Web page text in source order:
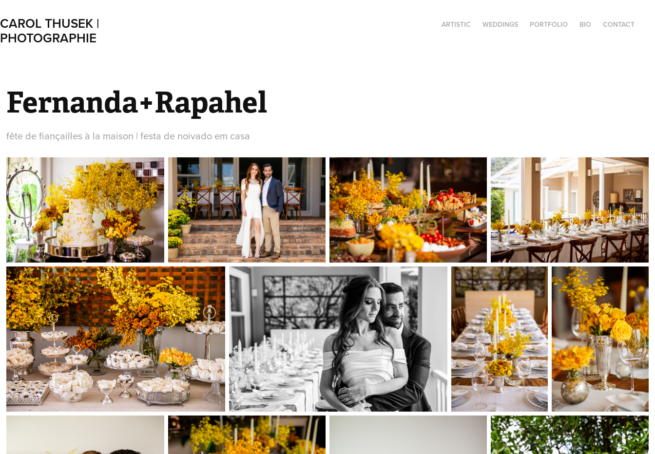
CAROL THUSEK |
PHOTOGRAPHIE
ARTISTIC WEDDINGS PORTFOLIO BIO CONTACT
Fernanda+Rapahel
fête de fiançailles à la maison | festa de noivado em casa